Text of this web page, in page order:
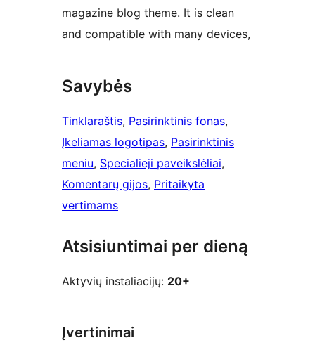
magazine blog theme. It is clean
and compatible with many devices,
Savybės
Tinklaraštis, Pasirinktinis fonas
Įkeliamas logotipas, Pasirinktinis
meniu, Specialieji paveikslėliai
Komentarų gijos, Pritaikyta
vertimams
Atsisiuntimai per dieną
Aktyvių instaliacijų: 20+
Įvertinimai